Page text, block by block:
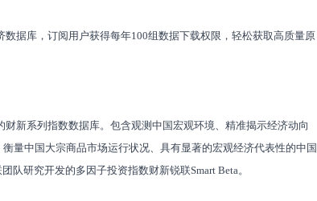
据库，订阅用户获得每年100组数据下载权限，轻松获取高质量原
新系列指数数据库。包含观测中国宏观环境、精准揭示经济动向
量中国大宗商品市场运行状况、具有显著的宏观经济代表性的中国
队研究开发的多因子投资指数财新锐联Smart Beta。